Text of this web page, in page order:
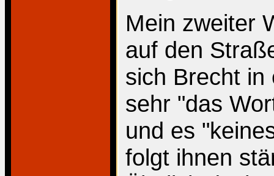
Mein zweiter
auf den
sich Brecht in
sehr "das
und es
folgt ihnen